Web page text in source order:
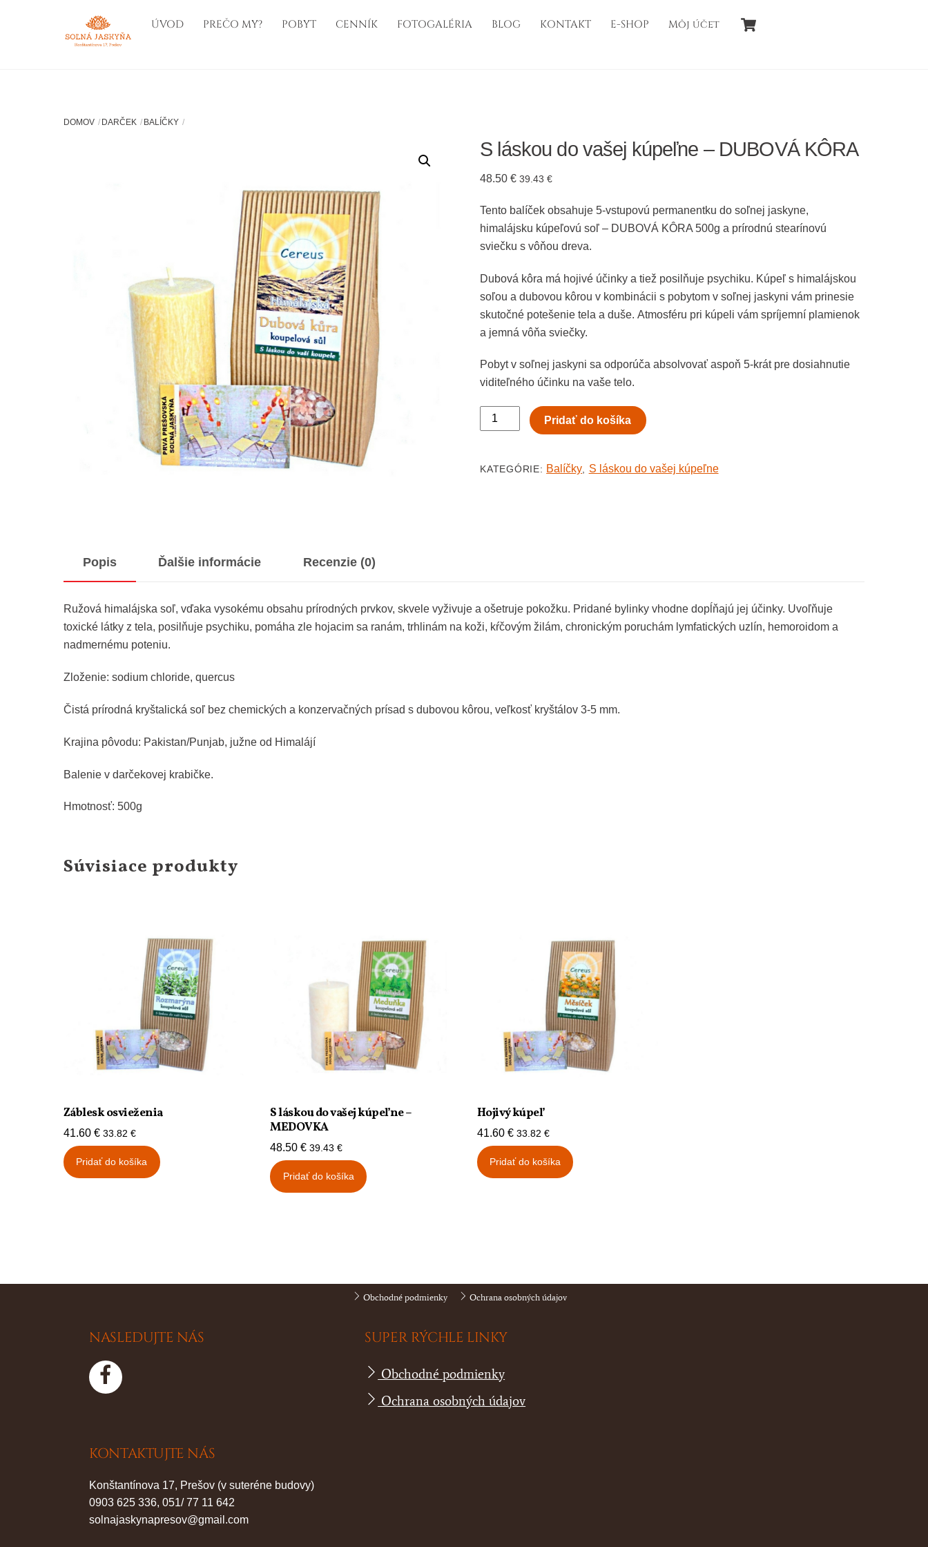
ÚVOD PREČO MY? POBYT CENNÍK FOTOGALÉRIA BLOG KONTAKT E-SHOP Môj účet
DOMOV DARČEK BALÍČKY
S láskou do vašej kúpeľne – DUBOVÁ KÔRA
48.50€ 39.43€
Tento balíček obsahuje 5-vstupovú permanentku do soľnej jaskyne,
himalájsku kúpeľovú soľ – DUBOVÁ KÔRA 500g a prírodnú stearínovú
sviečku s vôňou dreva.
Dubová kôra má hojivé účinky a tiež posilňuje psychiku. Kúpeľ s himalájskou
soľou a dubovou kôrou v kombinácii s pobytom v soľnej jaskyni vám prinesie
skutočné potešenie tela a duše. Atmosféru pri kúpeli vám spríjemní plamienok
a jemná vôňa sviečky.
Pobyt v soľnej jaskyni sa odporúča absolvovať aspoň 5-krát pre dosiahnutie
viditeľného účinku na vaše telo.
množstvo
S
do
Pridať do košíka
KATEGÓRIE: Balíčky S láskou do vašej kúpeľne
Popis Ďalšie informácie Recenzie (0)
Ružová himalájska soľ, vďaka vysokému obsahu prírodných prvkov, skvele vyživuje a ošetruje pokožku. Pridané bylinky vhodne dopĺňajú jej účinky. Uvoľňuje
toxické látky z tela, posilňuje psychiku, pomáha zle hojacim sa ranám, trhlinám na koži, kŕčovým žilám, chronickým poruchám lymfatických uzlín, hemoroidom a
nadmernému poteniu.
Zloženie: sodium chloride, quercus
Čistá prírodná kryštalická soľ bez chemických a konzervačných prísad s dubovou kôrou, veľkosť kryštálov 3-5 mm.
Krajina pôvodu: Pakistan/Punjab, južne od Himalájí
Balenie v darčekovej krabičke.
Hmotnosť: 500g
Súvisiace produkty
Záblesk osvieženia
41.60 € 33.82 €
Pridať do košíka
S láskou do vašej kúpeľne –
MEDOVKA
48.50€ 39.43€
Pridať do košíka
Hojivý kúpeľ
41.60 € 33.82 €
Pridať do košíka
Obchodné podmienky Ochrana osobných údajov
NASLEDUJTE NÁS SUPER RÝCHLE LINKY
Obchodné podmienky
Ochrana osobných údajov
KONTAKTUJTE NÁS
Konštantínova 17, Prešov (v suteréne budovy)
0903 625 336, 051/ 77 11 642
solnajaskynapresov@gmail.com